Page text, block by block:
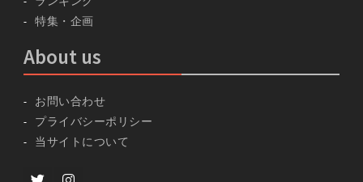
特集・企画
About us
お問い合わせ
プライバシーポリシー
当サイトについて